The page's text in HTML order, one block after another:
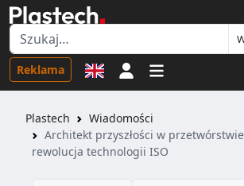
Reklama Logowanie
Plastech
Wiadomości
Architekt przyszłości w
rewolucja technologii ISO